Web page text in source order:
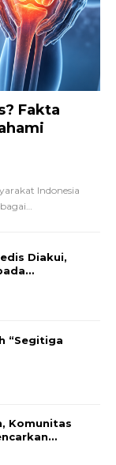
Fakta
Indonesia
Diakui,
“Segitiga
Komunitas